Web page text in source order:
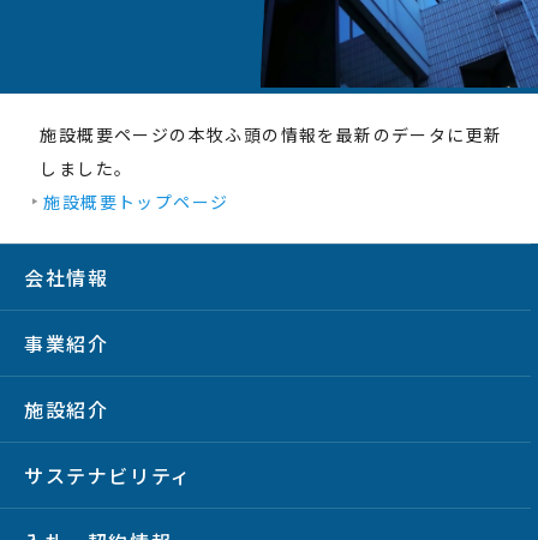
施設概要ページの本牧ふ頭の情報を最新のデータに更新
しました。
施設概要トップページ
会社情報
事業紹介
施設紹介
サステナビリティ